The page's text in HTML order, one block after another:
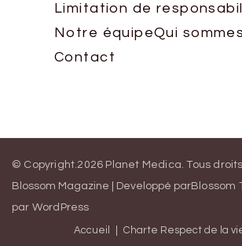
Limitation de
Notre équipeQui
Contact
© Copyright.2026 Planet Medica. Tous
Blossom Magazine | Developpé parBlossom
par WordPress
Accueil Charte Respect de la